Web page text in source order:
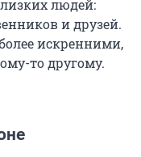
людей:
и друзей.
искренними,
то другому.